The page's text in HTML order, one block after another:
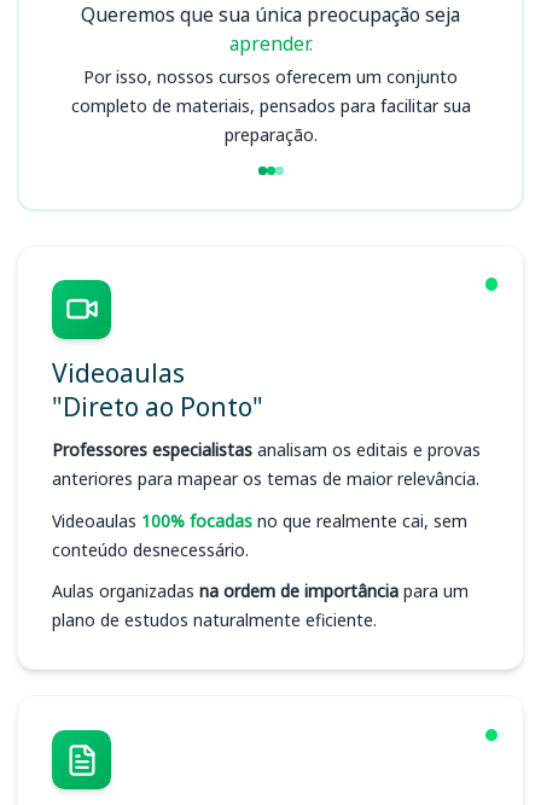
Queremos que sua única preocupação seja
aprender.
Por isso, nossos cursos oferecem um conjunto
completo de materiais, pensados para facilitar sua
preparação.
Videoaulas
"Direto ao Ponto"
Professores especialistas analisam os editais e provas
anteriores para mapear os temas de maior relevância.
Videoaulas 100% focadas no que realmente cai, sem
conteúdo desnecessário.
Aulas organizadas na ordem de importância para um
plano de estudos naturalmente eficiente.